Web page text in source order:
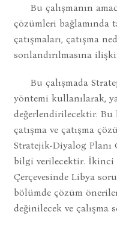
Bu çalışmanın
çözümleri bağlamında
çatışmaları, çatışma
sonlandırılmasına
Bu çalışmada
yöntemi kullanılarak,
değerlendirilecektir. Bu
çatışma ve çatışma
Stratejik-Diyalog Planı
bilgi verilecektir. İkinci
Çerçevesinde Libya
bölümde çözüm
değinilecek ve çalışma